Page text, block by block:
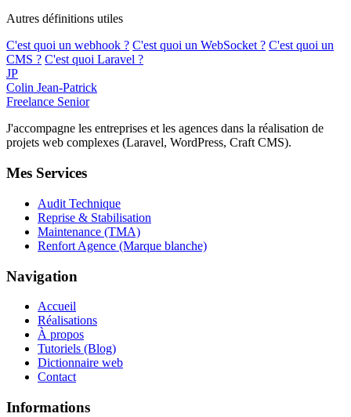
Autres définitions utiles
C'est quoi un webhook ? C'est quoi un WebSocket ? C'est quoi un
CMS ? C'est quoi Laravel ?
JP
Colin Jean-Patrick
Freelance Senior
J'accompagne les entreprises et les agences dans la réalisation de
projets web complexes (Laravel, WordPress, Craft CMS).
Mes Services
Audit Technique
Reprise & Stabilisation
Maintenance (TMA)
Renfort Agence (Marque blanche)
Navigation
Accueil
Réalisations
À propos
Tutoriels (Blog)
Dictionnaire web
Contact
Informations